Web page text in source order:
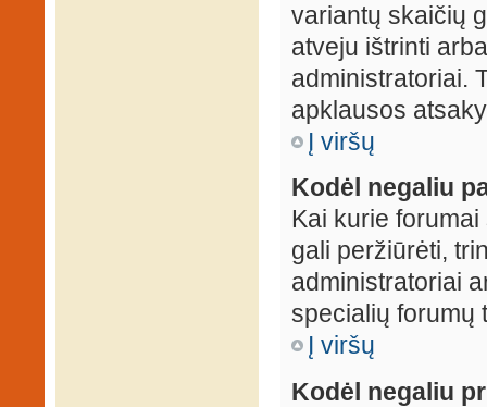
variantų skaičių
atveju ištrinti
administratoriai.
apklausos
Į viršų
Kodėl negaliu
Kai kurie
gali peržiūrėti,
administratoriai
specialių forumų
Į viršų
Kodėl negaliu